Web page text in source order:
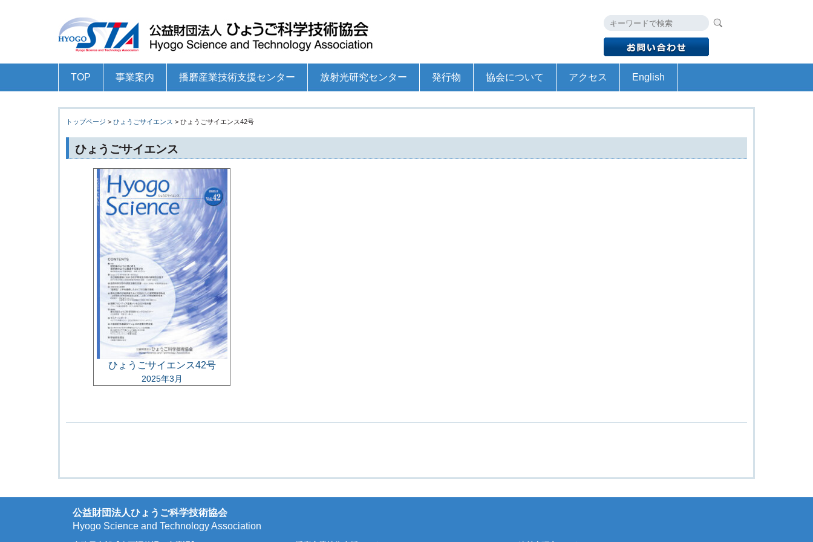
TOP 事業案内
科学技術の総合的な振興 大学等研究者シーズリンク集
学術研究助成事業
高専ロボコンの支援
科学技術の普及・啓発 ひょうご科学技術トピックスセミナー
国際フロンティア産業メッセ
サイエンスボランティア支援事業
青少年のための科学の祭典
地域産業の技術開発力の強化・育成 播磨産業技術支援センターとは
技術指導事業
技術高度化研究開発支援助成事業
成長産業育成事業のための研究開発支援事業
ものづくり支援センター事業
産学官連携コーディネートの推進
企業・大学院連携研究事業
ものづくり共創セミナー
中小企業交流団体等への支援事業
ひょうご研究機関メーリングリスト
科学技術関連リンク集
播磨産業技術支援センター
播磨産業技術支援センターとは
技術指導事業
技術高度化研究開発支援助成事業
成長産業育成事業のための研究開発支援事業
ものづくり支援センター事業
産学官連携コーディネートの推進
企業・大学院連携研究事業
ものづくり共創セミナー
中小企業交流団体等への支援事業
放射光研究センター 発行物
播磨産業技術情報
ひょうごサイエンス
協会パンフレット
理事長対談集
播磨ものづくり企業名鑑
協会について
理事長挨拶
概要・沿革
役員
定款
事業計画・収支予算
事業報告・決算書
アクセス English
HyogoSTA Profile
Academic Research Grant Project
トップページ > ひょうごサイエンス > ひょうごサイエンス42号
ひょうごサイエンス
ひょうごサイエンス42号
2025年3月
公益財団法人ひょうご科学技術協会
Hyogo Science and Technology Association